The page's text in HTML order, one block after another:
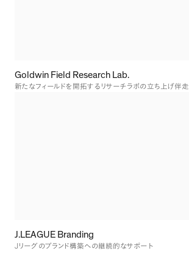
Goldwin Field Research Lab.
新たなフィールドを開拓するリサーチラボの立ち上げ伴走
J.LEAGUE Branding
J リーグのブランド構築への継続的なサポート